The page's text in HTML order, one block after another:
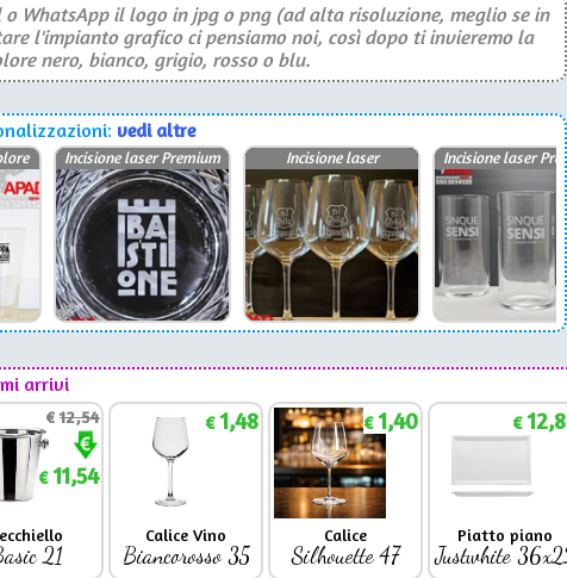
WhatsApp il logo in jpg o png (ad alta risoluzione, meglio se in
l'impianto grafico ci pensiamo noi, così dopo ti invieremo la
nero, bianco, grigio, rosso o blu.
vedi altre
Incisione laser Premium Incisione laser Incisione laser
arrivi
€12,54
€11,54
21
€1,48
Calice Vino
Biancorosso 35
€1,40
Calice
Silhouette 47
€12,86
Piatto piano
Justwhite 36x22